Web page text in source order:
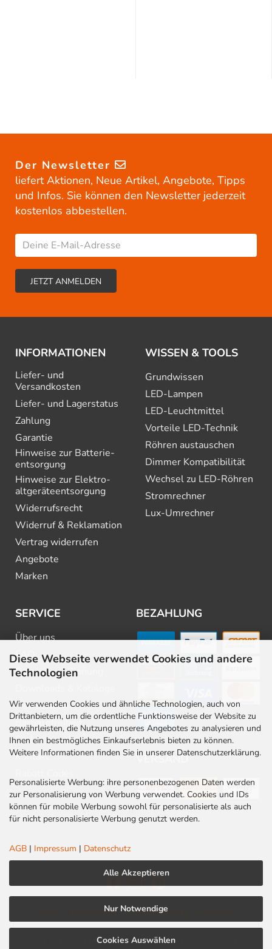
Diese Webseite verwendet Cookies und andere
Technologien
Wir verwenden Cookies und ähnliche Technologien, auch von
Drittanbietern, um die ordentliche Funktionsweise der Website zu
gewährleisten, die Nutzung unseres Angebotes zu analysieren und
Ihnen ein bestmögliches Einkaufserlebnis bieten zu können.
Weitere Informationen finden Sie in unserer Datenschutzerklärung.
Personalisierte Werbung: ihre personenbezogenen Daten werden
zur Personalisierung von Werbung verwendet. Cookies und IDs
können für mobile Werbung sowohl für personalisierte als auch
für nicht personalisierte Werbung genutzt werden.
AGB | Impressum | Datenschutz
Alle Akzeptieren
Nur Notwendige
Cookies Auswählen
Der Newsletter
liefert Aktionen, Neue Artikel, Angebote, Tipps
und Infos. Sie können den Newsletter jederzeit
kostenlos abbestellen.
INFORMATIONEN
Liefer- und
Versandkosten
Liefer- und Lagerstatus
Zahlung
Garantie
Hinweise zur Batterie­
entsorgung
Hinweise zur Elektro­
altgeräte­entsorgung
Widerrufsrecht
Widerruf & Reklamation
Vertrag widerrufen
Angebote
Marken
WISSEN & TOOLS
Grundwissen
LED-Lampen
LED-Leuchtmittel
Vorteile LED-Technik
Röhren austauschen
Dimmer Kompatibilität
Wechsel zu LED-Röhren
Stromrechner
Lux-Umrechner
SERVICE
Über uns
FAQ
Beratung & Planung
Newsletter
Barrierefreiheit
Stellenangebote
Kontakt
BEZAHLUNG
VERSAND
Impressum | Datenschutz
LED Centrum | Qualität und Kompetenz seit 2010